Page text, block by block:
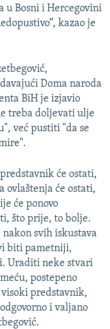
u Bosni i Hercegovini
kazao je
Doma naroda
BiH je izjavio
treba doljevati ulje
već pustiti "da se
će ostati,
ovlaštenja će ostati,
će ponovo
što prije, to bolje.
svih iskustava
biti pametniji,
Uraditi neke stvari
postepeno
predstavnik,
i valjano